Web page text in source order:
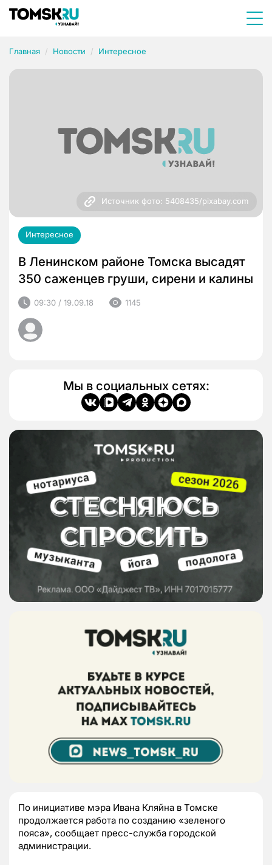
Главная Новости Интересное
Источник фото: 5408435/pixabay.com
Интересное
В Ленинском районе Томска высадят
350 саженцев груши, сирени и калины
09:30 / 19.09.18 1145
Мы в социальных сетях:
По инициативе мэра Ивана Кляйна в Томске
продолжается работа по созданию «зеленого
пояса», сообщает пресс-служба городской
администрации.